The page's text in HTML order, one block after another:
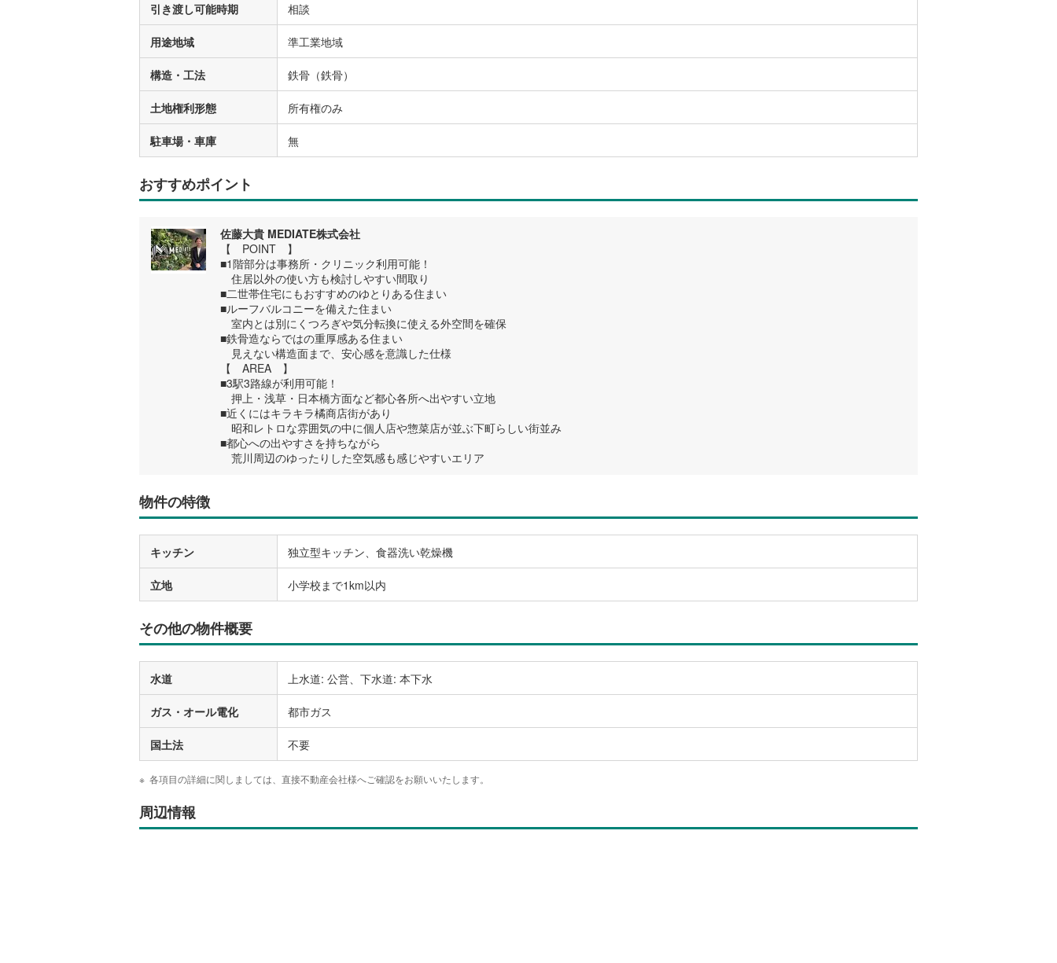
引き渡し可能時期 相談
用途地域 準工業地域
構造・工法 鉄骨（鉄骨）
土地権利形態 所有権のみ
駐車場・車庫 無
おすすめポイント
佐藤大貴 MEDIATE株式会社
【 POINT 】
■1階部分は事務所・クリニック利用可能！
住居以外の使い方も検討しやすい間取り
■二世帯住宅にもおすすめのゆとりある住まい
■ルーフバルコニーを備えた住まい
室内とは別にくつろぎや気分転換に使える外空間を確保
■鉄骨造ならではの重厚感ある住まい
見えない構造面まで、安心感を意識した仕様
【 AREA 】
■3駅3路線が利用可能！
押上・浅草・日本橋方面など都心各所へ出やすい立地
■近くにはキラキラ橘商店街があり
昭和レトロな雰囲気の中に個人店や惣菜店が並ぶ下町らしい街並み
■都心への出やすさを持ちながら
荒川周辺のゆったりした空気感も感じやすいエリア
物件の特徴
キッチン 独立型キッチン、食器洗い乾燥機
立地 小学校まで1km以内
その他の物件概要
水道 上水道: 公営、下水道: 本下水
ガス・オール電化 都市ガス
国土法 不要
各項目の詳細に関しましては、直接不動産会社様へご確認をお願いいたします。
周辺情報